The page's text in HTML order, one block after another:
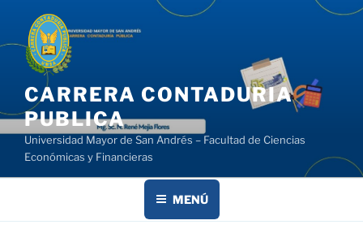
contenido
CARRERA CONTADURIA
PUBLICA
Universidad Mayor de San Andrés – Facultad de Ciencias
Económicas y Financieras
MENÚ